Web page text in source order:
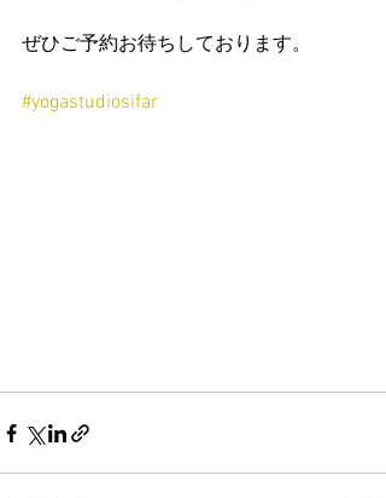
ぜひご予約お待ちしております。
#yogastudiosifar